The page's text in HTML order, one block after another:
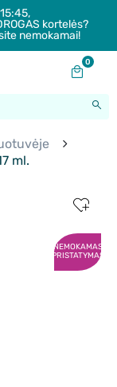
kortelės?
nemokamai!
0
ml.
NEMOKAMAS
PRISTATYMAS